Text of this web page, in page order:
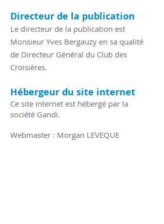
Directeur de la publication
Le directeur de la publication est
Monsieur Yves Bergauzy en sa qualité
de Directeur Général du Club des
Croisières.
Hébergeur du site internet
Ce site internet est hébergé par la
société Gandi.
Webmaster : Morgan LEVEQUE